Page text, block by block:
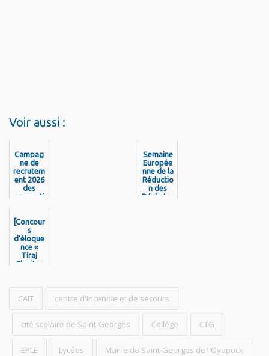
Voir aussi :
Campag
ne de
recrutem
ent 2026
des
apprenti
té
Territori
ale de
Guyane
Semaine
Europée
nne de la
Réductio
n des
Déchets :
[Concour
s
d’éloque
nce «
Tiraj
Chwites
la langue
et de la
créole]-
Laure
Revax
remport
CAIT centre d'incendie et de secours
cité scolaire de Saint-Georges Collège CTG
EPLE Lycées Mairie de Saint-Georges de l'Oyapock